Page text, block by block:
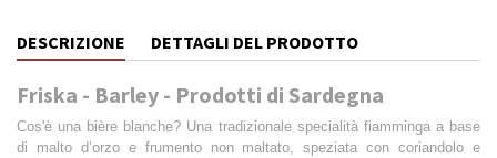
DESCRIZIONE DETTAGLI DEL PRODOTTO
Friska - Barley - Prodotti di Sardegna
Cos'è una bière blanche? Una tradizionale specialità fiamminga a base
di malto d’orzo e frumento non maltato, speziata con coriandolo e